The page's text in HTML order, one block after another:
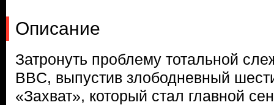
Описание
Затронуть проблему тотальной
BBC, выпустив злободневный
«Захват», который стал главной